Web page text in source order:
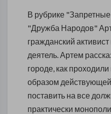
В рубрике
"Дружба Народов"
гражданский
деятель. Артем
городе, как
образом
поставить на все
практически